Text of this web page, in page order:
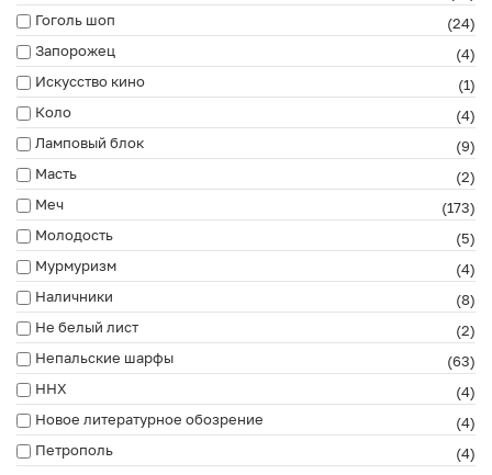
Гоголь шоп
(24)
Запорожец
(4)
Искусство кино
(1)
Коло
(4)
Ламповый блок
(9)
Масть
(2)
Меч
(173)
Молодость
(5)
Мурмуризм
(4)
Наличники
(8)
Не белый лист
(2)
Непальские шарфы
(63)
ННХ
(4)
Новое литературное обозрение
(4)
Петрополь
(4)